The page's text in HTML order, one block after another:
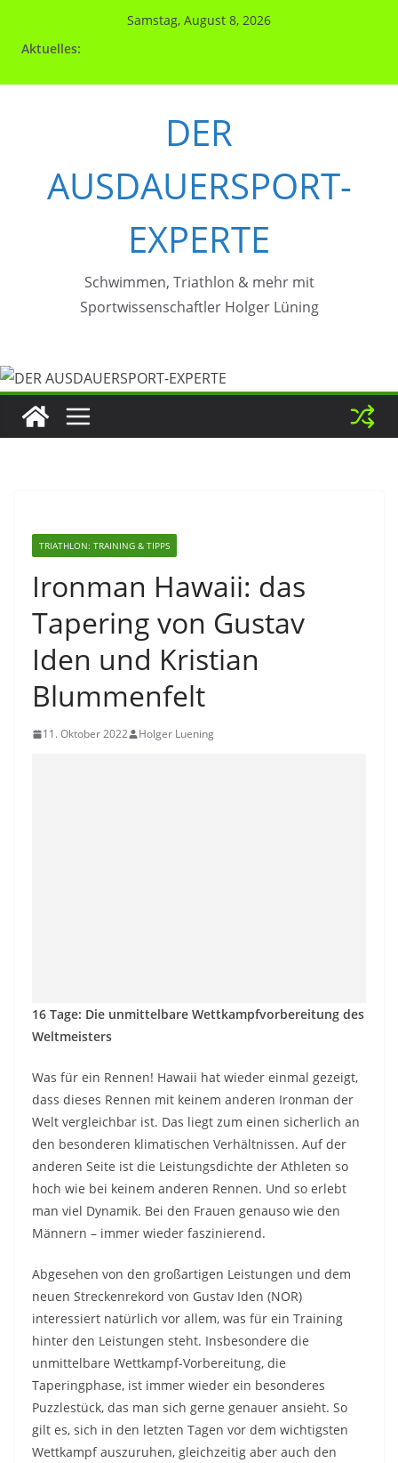
Samstag, August 8, 2026
Aktuelles:
DER
AUSDAUERSPORT-
EXPERTE
Schwimmen, Triathlon & mehr mit
Sportwissenschaftler Holger Lüning
TRIATHLON: TRAINING & TIPPS
Ironman Hawaii: das
Tapering von Gustav
Iden und Kristian
Blummenfelt
11. Oktober 2022 Holger Luening
16 Tage: Die unmittelbare Wettkampfvorbereitung des
Weltmeisters
Was für ein Rennen! Hawaii hat wieder einmal gezeigt,
dass dieses Rennen mit keinem anderen Ironman der
Welt vergleichbar ist. Das liegt zum einen sicherlich an
den besonderen klimatischen Verhältnissen. Auf der
anderen Seite ist die Leistungsdichte der Athleten so
hoch wie bei keinem anderen Rennen. Und so erlebt
man viel Dynamik. Bei den Frauen genauso wie den
Männern – immer wieder faszinierend.
Abgesehen von den großartigen Leistungen und dem
neuen Streckenrekord von Gustav Iden (NOR)
interessiert natürlich vor allem, was für ein Training
hinter den Leistungen steht. Insbesondere die
unmittelbare Wettkampf-Vorbereitung, die
Taperingphase, ist immer wieder ein besonderes
Puzzlestück, das man sich gerne genauer ansieht. So
gilt es, sich in den letzten Tagen vor dem wichtigsten
Wettkampf auszuruhen, gleichzeitig aber auch den